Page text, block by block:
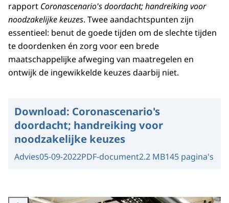
rapport Coronascenario's doordacht; handreiking voor
noodzakelijke keuzes. Twee aandachtspunten zijn
essentieel: benut de goede tijden om de slechte tijden
te doordenken én zorg voor een brede
maatschappelijke afweging van maatregelen en
ontwijk de ingewikkelde keuzes daarbij niet.
Download: Coronascenario's
doordacht; handreiking voor
noodzakelijke keuzes
Advies05-09-2022PDF-document2.2 MB145 pagina's
Vergroot afbeelding mbo-studenten in praktijkles